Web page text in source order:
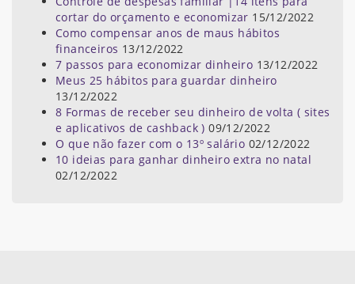
cortar do orçamento e economizar 15/12/2022
Como compensar anos de maus hábitos
financeiros 13/12/2022
7 passos para economizar dinheiro 13/12/2022
Meus 25 hábitos para guardar dinheiro
13/12/2022
8 Formas de receber seu dinheiro de volta ( sites
e aplicativos de cashback ) 09/12/2022
O que não fazer com o 13º salário 02/12/2022
10 ideias para ganhar dinheiro extra no natal
02/12/2022